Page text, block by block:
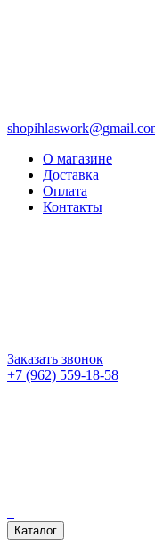
О магазине
Доставка
Оплата
Контакты
Заказать звонок
+7 (962) 559-18-58
Каталог